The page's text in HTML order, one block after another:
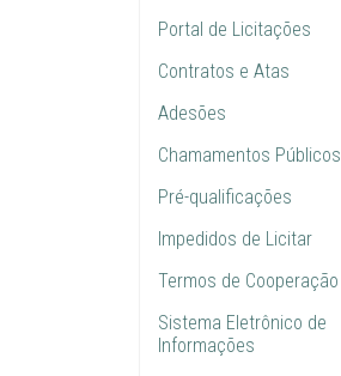
Portal de Licitações
Contratos e Atas
Adesões
Chamamentos Públicos
Pré-qualificações
Impedidos de Licitar
Termos de Cooperação
Sistema Eletrônico de
Informações